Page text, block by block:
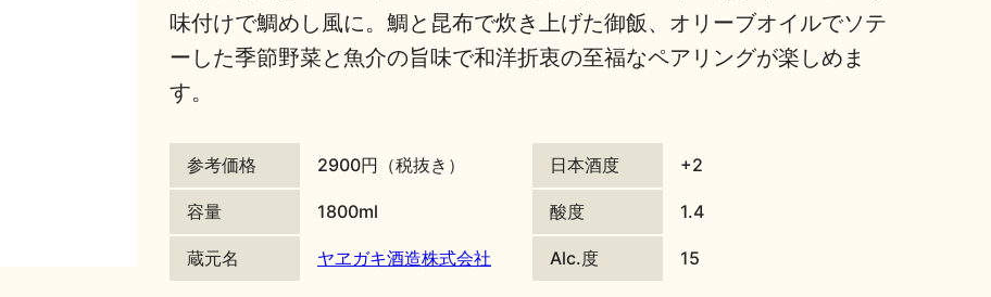
味付けで鯛めし風に。鯛と昆布で炊き上げた御飯、オリーブオイルでソテ
ーした季節野菜と魚介の旨味で和洋折衷の至福なペアリングが楽しめま
す。
参考価格 2900円（税抜き）
容量 1800ml
蔵元名 ヤヱガキ酒造株式会社
日本酒度 +2
酸度 1.4
Alc.度 15